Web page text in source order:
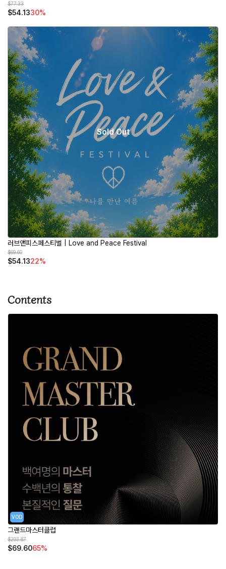
$77.33
$54.1330%
Sold Out
러브앤피스페스티벌 | Love and Peace Festival
$69.60
$54.1322%
Contents
VOD
그랜드마스터클럽
$203.87
$69.6065%